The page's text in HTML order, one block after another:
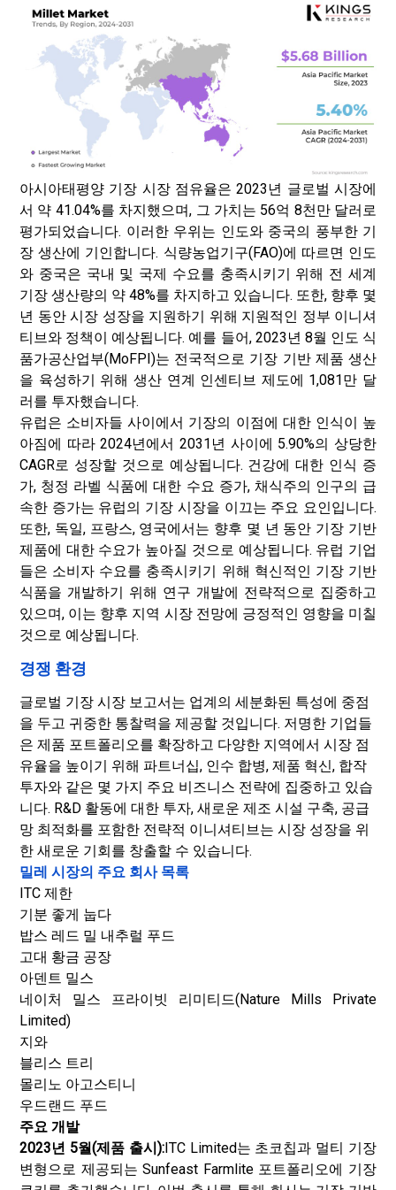
아시아태평양 기장 시장 점유율은 2023년 글로벌 시장에
서 약 41.04%를 차지했으며, 그 가치는 56억 8천만 달러로
평가되었습니다. 이러한 우위는 인도와 중국의 풍부한 기
장 생산에 기인합니다. 식량농업기구(FAO)에 따르면 인도
와 중국은 국내 및 국제 수요를 충족시키기 위해 전 세계
기장 생산량의 약 48%를 차지하고 있습니다. 또한, 향후 몇
년 동안 시장 성장을 지원하기 위해 지원적인 정부 이니셔
티브와 정책이 예상됩니다. 예를 들어, 2023년 8월 인도 식
품가공산업부(MoFPI)는 전국적으로 기장 기반 제품 생산
을 육성하기 위해 생산 연계 인센티브 제도에 1,081만 달
러를 투자했습니다.
유럽은 소비자들 사이에서 기장의 이점에 대한 인식이 높
아짐에 따라 2024년에서 2031년 사이에 5.90%의 상당한
CAGR로 성장할 것으로 예상됩니다. 건강에 대한 인식 증
가, 청정 라벨 식품에 대한 수요 증가, 채식주의 인구의 급
속한 증가는 유럽의 기장 시장을 이끄는 주요 요인입니다.
또한, 독일, 프랑스, ​​영국에서는 향후 몇 년 동안 기장 기반
제품에 대한 수요가 높아질 것으로 예상됩니다. 유럽 ​​기업
들은 소비자 수요를 충족시키기 위해 혁신적인 기장 기반
식품을 개발하기 위해 연구 개발에 전략적으로 집중하고
있으며, 이는 향후 지역 시장 전망에 긍정적인 영향을 미칠
것으로 예상됩니다.
경쟁 환경
글로벌 기장 시장 보고서는 업계의 세분화된 특성에 중점
을 두고 귀중한 통찰력을 제공할 것입니다. 저명한 기업들
은 제품 포트폴리오를 확장하고 다양한 지역에서 시장 점
유율을 높이기 위해 파트너십, 인수 합병, 제품 혁신, 합작
투자와 같은 몇 가지 주요 비즈니스 전략에 집중하고 있습
니다. R&D 활동에 대한 투자, 새로운 제조 시설 구축, 공급
망 최적화를 포함한 전략적 이니셔티브는 시장 성장을 위
한 새로운 기회를 창출할 수 있습니다.
밀레 시장의 주요 회사 목록
ITC 제한
기분 좋게 눕다
밥스 레드 밀 내추럴 푸드
고대 황금 공장
아덴트 밀스
네이처 밀스 프라이빗 리미티드(Nature Mills Private
Limited)
지와
블리스 트리
몰리노 아고스티니
우드랜드 푸드
주요 개발
2023년 5월(제품 출시):ITC Limited는 초코칩과 멀티 기장
변형으로 제공되는 Sunfeast Farmlite 포트폴리오에 기장